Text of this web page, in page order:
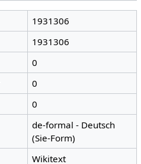
1931306
1931306
0
0
0
de-formal - Deutsch
(Sie-Form)
Wikitext